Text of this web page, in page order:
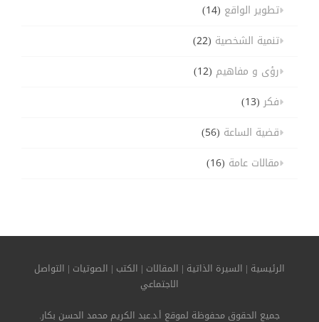
تطوير الواقع (14)
تنمية الشخصية (22)
رؤى و مفاهيم (12)
فكر(13)
قضية الساعة (56)
مقالات عامة (16)
الرئيسية | السيرة الذاتية | المقالات | الكتب | الصوتيات | التواصل
الاجتماعي
جميع الحقوق محفوظة لموقع أ.د.عبد الكريم محمد الحسن بكار.